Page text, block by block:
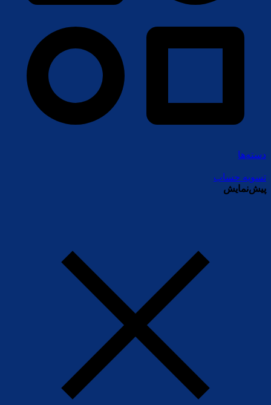
دسته‌ها
تسویه حساب
پیش‌نمایش